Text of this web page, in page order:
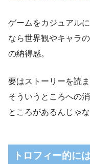
ゲームをカジュアル
なら世界観やキャラ
の納得感。
要はストーリーを読
そういうところへの
ところがあるんじゃ
トロフィー的に